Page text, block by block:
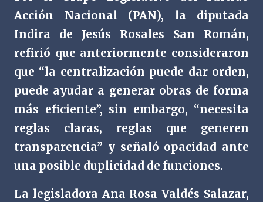
Acción Nacional (PAN), la diputada
Indira de Jesús Rosales San Román,
refirió que anteriormente consideraron
que “la centralización puede dar orden,
puede ayudar a generar obras de forma
más eficiente”, sin embargo, “necesita
reglas claras, reglas que generen
transparencia” y señaló opacidad ante
una posible duplicidad de funciones.
La legisladora Ana Rosa Valdés Salazar,